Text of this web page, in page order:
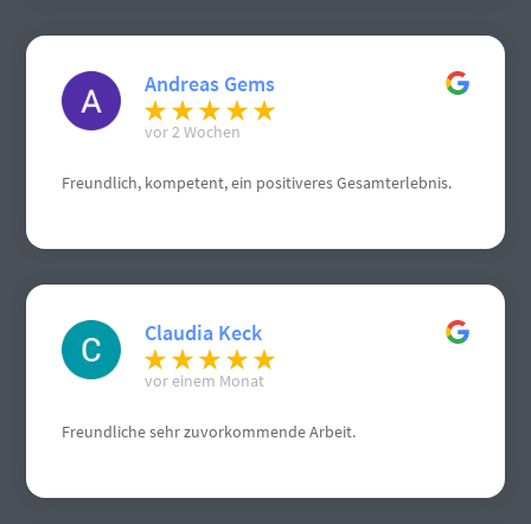
Andreas Gems
vor 2 Wochen
Freundlich, kompetent, ein positiveres Gesamterlebnis.
Claudia Keck
vor einem Monat
Freundliche sehr zuvorkommende Arbeit.